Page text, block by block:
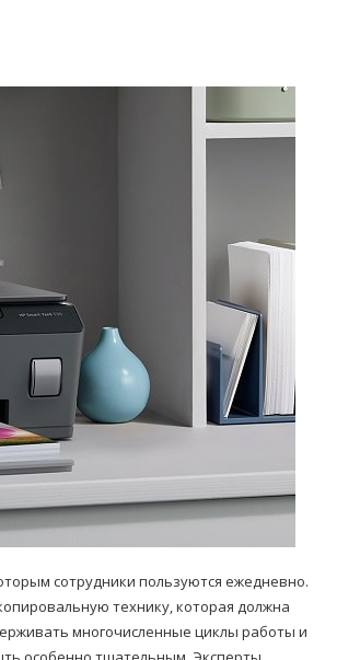
сотрудники пользуются ежедневно.
технику, которая должна
многочисленные циклы работы и
Попробуйте рецепт
легендарного супа доктора
Моро, который без...
08/Січ/2021